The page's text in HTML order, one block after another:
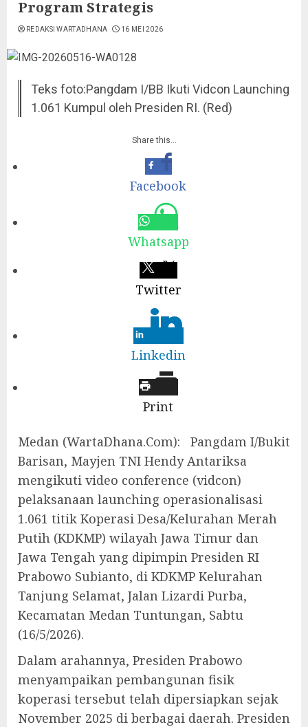
Program Strategis
REDAKSI WARTADHANA 16 MEI 2026
Teks foto:Pangdam I/BB Ikuti Vidcon Launching
1.061 Kumpul oleh Presiden RI. (Red)
Share this…
Facebook
Whatsapp
Twitter
Linkedin
Print
Medan (WartaDhana.Com): Pangdam I/Bukit
Barisan, Mayjen TNI Hendy Antariksa
mengikuti video conference (vidcon)
pelaksanaan launching operasionalisasi
1.061 titik Koperasi Desa/Kelurahan Merah
Putih (KDKMP) wilayah Jawa Timur dan
Jawa Tengah yang dipimpin Presiden RI
Prabowo Subianto, di KDKMP Kelurahan
Tanjung Selamat, Jalan Lizardi Purba,
Kecamatan Medan Tuntungan, Sabtu
(16/5/2026).
Dalam arahannya, Presiden Prabowo
menyampaikan pembangunan fisik
koperasi tersebut telah dipersiapkan sejak
November 2025 di berbagai daerah. Presiden